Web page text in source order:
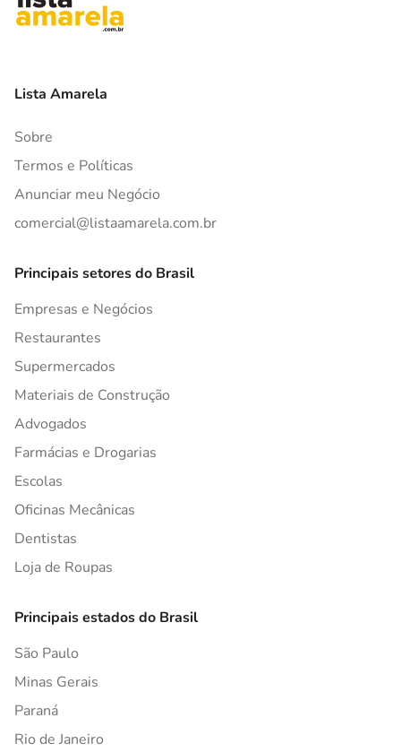
Lista Amarela
Sobre
Termos e Políticas
Anunciar meu Negócio
comercial@listaamarela.com.br
Principais setores do Brasil
Empresas e Negócios
Restaurantes
Supermercados
Materiais de Construção
Advogados
Farmácias e Drogarias
Escolas
Oficinas Mecânicas
Dentistas
Loja de Roupas
Principais estados do Brasil
São Paulo
Minas Gerais
Paraná
Rio de Janeiro